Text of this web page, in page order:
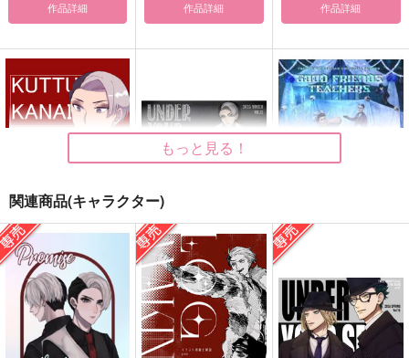
作品詳細 作品詳細 作品詳細
ＫＵＴＴＵＫＡＮＡＩ
おんぶときす
550円（税込）
デイヴィス・クルーウェ
UNDER YOUR SPEL
L vol.12
第二研究室
3,144円 （税込）
デイヴィス・クルーウェ
ル
Good Friends Teach
ねこん家
1,572円（税込）
デイヴィス・クルーウェ
ル
もっと見る！
関連商品(キャラクター)